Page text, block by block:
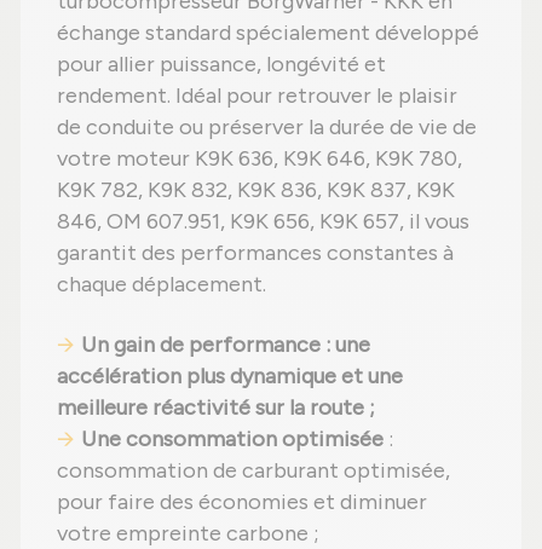
échange standard spécialement développé
pour allier puissance, longévité et
rendement. Idéal pour retrouver le plaisir
de conduite ou préserver la durée de vie de
votre moteur K9K 636, K9K 646, K9K 780,
K9K 782, K9K 832, K9K 836, K9K 837, K9K
846, OM 607.951, K9K 656, K9K 657, il vous
garantit des performances constantes à
chaque déplacement.
Un gain de performance : une
accélération plus dynamique et une
meilleure réactivité sur la route ;
Une consommation optimisée :
consommation de carburant optimisée,
pour faire des économies et diminuer
votre empreinte carbone ;